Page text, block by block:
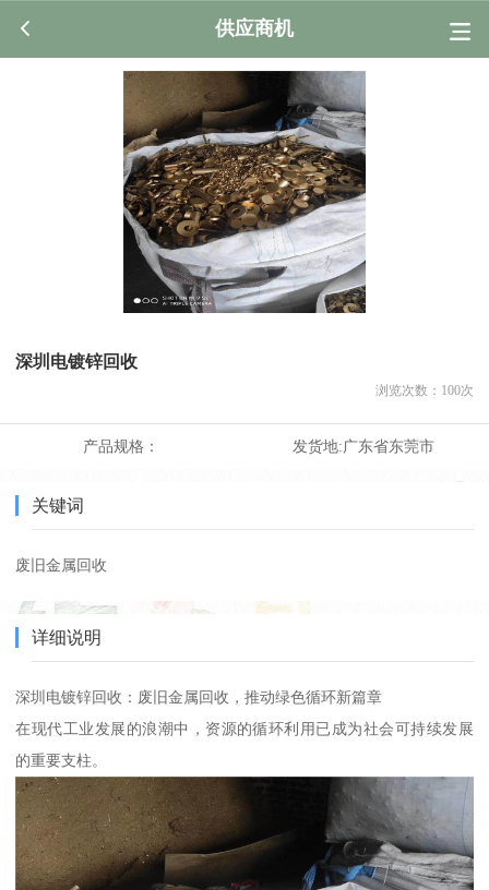
供应商机
深圳电镀锌回收
浏览次数： 100次
产品规格： 发货地:广东省东莞市
关键词
废旧金属回收
详细说明
深圳电镀锌回收：废旧金属回收，推动绿色循环新篇章
在现代工业发展的浪潮中，资源的循环利用已成为社会可持续发展
的重要支柱。